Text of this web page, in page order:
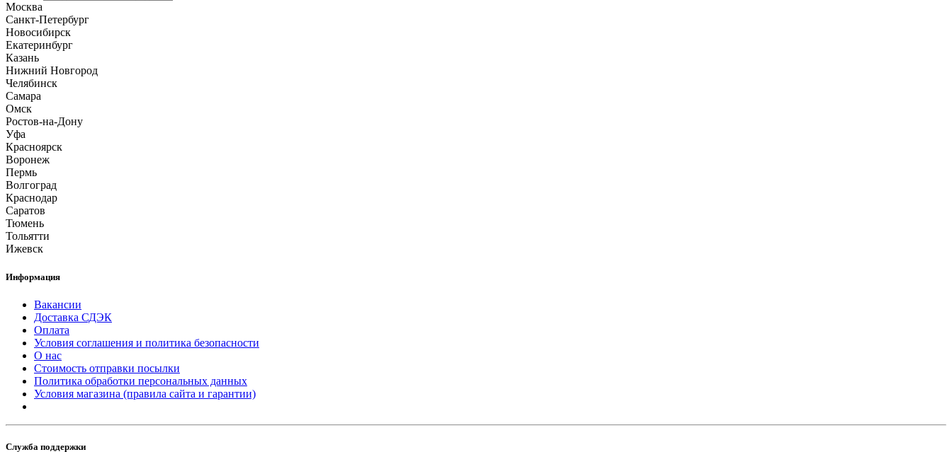
Москва
Санкт-Петербург
Новосибирск
Екатеринбург
Казань
Нижний Новгород
Челябинск
Самара
Омск
Ростов-на-Дону
Уфа
Красноярск
Воронеж
Пермь
Волгоград
Краснодар
Саратов
Тюмень
Тольятти
Ижевск
Информация
Вакансии
Доставка СДЭК
Оплата
Условия соглашения и политика безопасности
О нас
Стоимость отправки посылки
Политика обработки персональных данных
Условия магазина (правила сайта и гарантии)
Служба поддержки